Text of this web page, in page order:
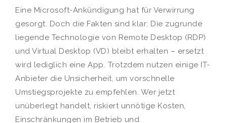
Eine Microsoft-Ankündigung hat für Verwirrung
gesorgt. Doch die Fakten sind klar: Die zugrunde
liegende Technologie von Remote Desktop (RDP)
und Virtual Desktop (VD) bleibt erhalten – ersetzt
wird lediglich eine App. Trotzdem nutzen einige IT-
Anbieter die Unsicherheit, um vorschnelle
Umstiegsprojekte zu empfehlen. Wer jetzt
unüberlegt handelt, riskiert unnötige Kosten,
Einschränkungen im Betrieb und